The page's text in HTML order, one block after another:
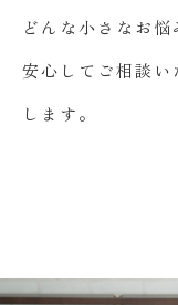
どんな小さなお悩
安心してご相談
します。